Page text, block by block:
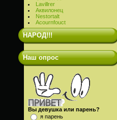
Lavillrer
Аквилонец
Nestortalt
Acournfouct
НАРОД!!!
Наш опрос
Вы девушка или парень?
я парень